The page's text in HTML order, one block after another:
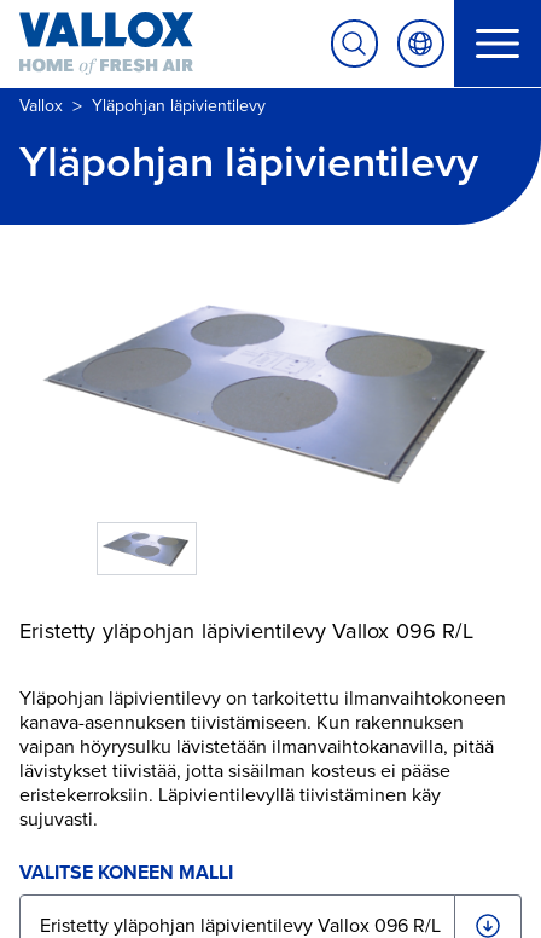
Vallox > Yläpohjan läpivientilevy
Yläpohjan läpivientilevy
Eristetty yläpohjan läpivientilevy Vallox 096 R/L
Yläpohjan läpivientilevy on tarkoitettu ilmanvaihtokoneen
kanava-asennuksen tiivistämiseen. Kun rakennuksen
vaipan höyrysulku lävistetään ilmanvaihtokanavilla, pitää
lävistykset tiivistää, jotta sisäilman kosteus ei pääse
eristekerroksiin. Läpivientilevyllä tiivistäminen käy
sujuvasti.
VALITSE KONEEN MALLI